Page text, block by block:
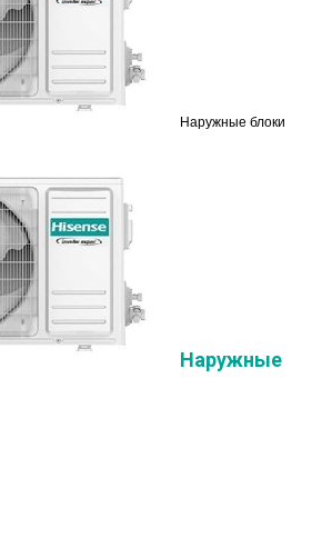
Наружные блоки
Наружные